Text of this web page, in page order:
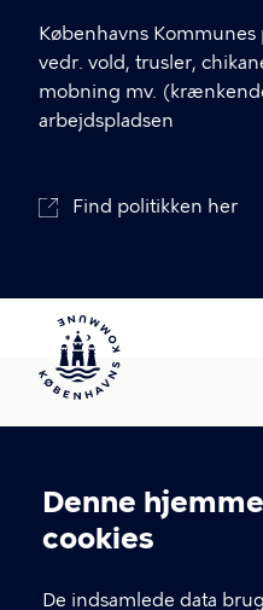
Denne
cookies
De indsamlede data
Københavns
vedr. vold, trusler,
mobning mv.
arbejdspladsen
Find politikken her
KONTAKT